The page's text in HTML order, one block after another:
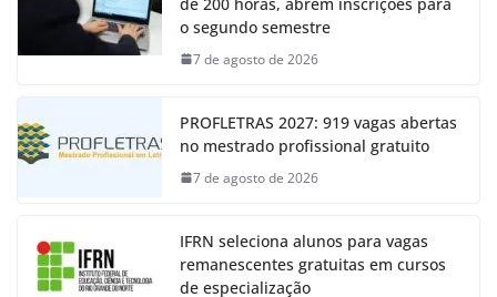
o segundo semestre
7 de agosto de 2026
PROFLETRAS 2027: 919 vagas abertas
no mestrado profissional gratuito
7 de agosto de 2026
IFRN seleciona alunos para vagas
remanescentes gratuitas em cursos
de especialização